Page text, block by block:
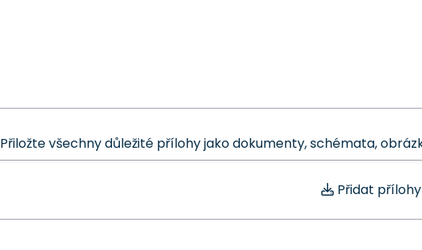
Přiložte všechny důležité přílohy jako dokumenty, schémata,
Přidat přílohy